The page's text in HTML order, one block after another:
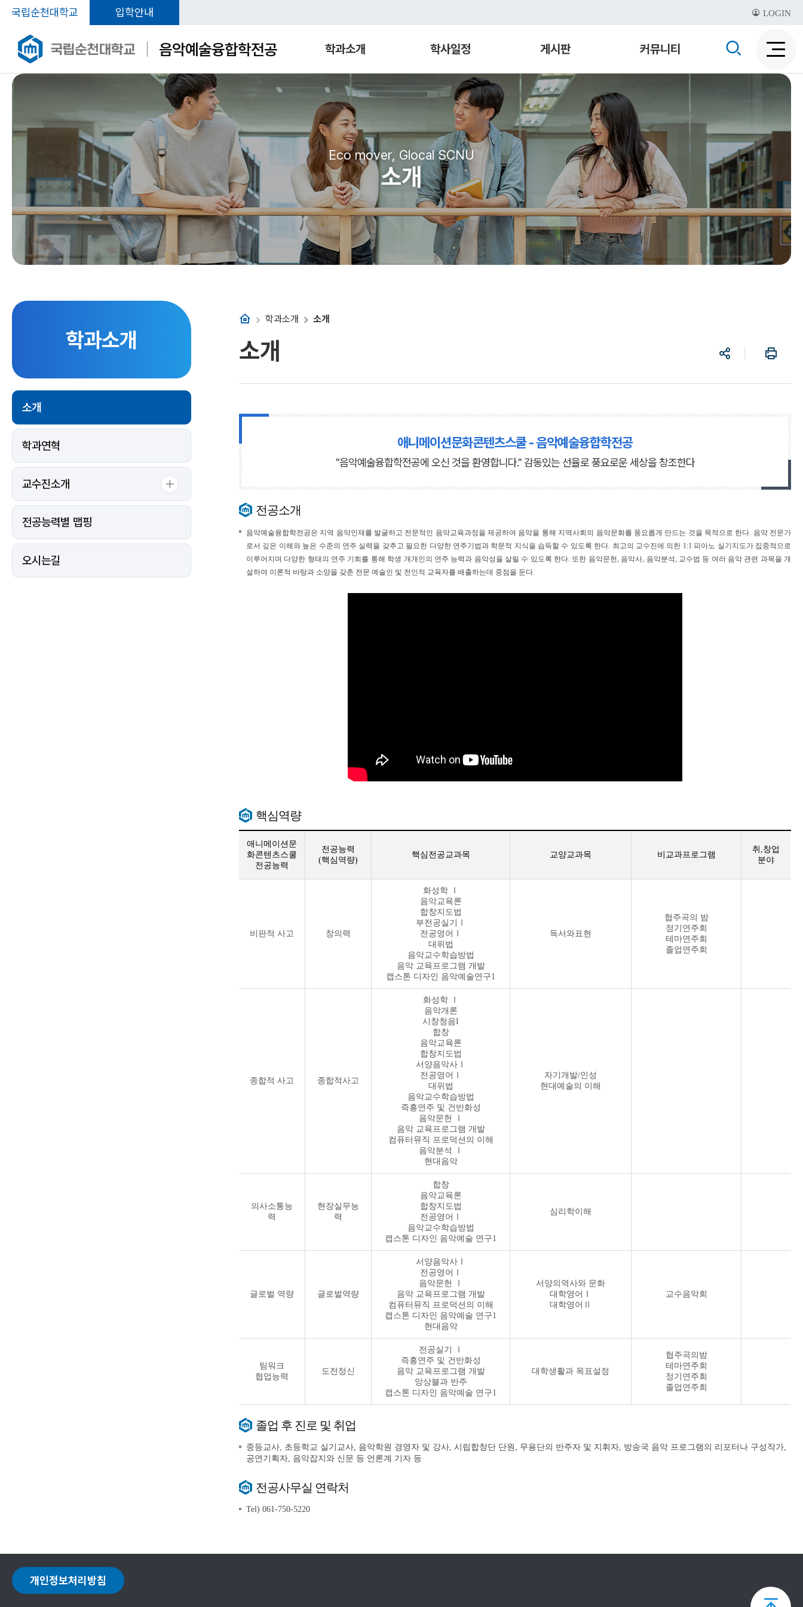
국립순천대학교 입학안내 LOGIN
음악예술융합학전공 학과소개 학사일정 게시판 커뮤니티
색
성
화
색
Eco mover, Glocal SCNU
소개
홈 학과소개 소개
학과소개
소개
학과연혁
교수진소개
전공능력별 맵핑
오시는길
공
프
린
소개
애니메이션문화콘텐츠스쿨 - 음악예술융합학전공
"음악예술융합학전공에 오신 것을 환영합니다." 감동있는 선율로 풍요로운 세상을 창조한다
전공소개
음악예술융합학전공은 지역 음악인재를 발굴하고 전문적인 음악교육과정을 제공하여 음악을 통해 지역사회의 음악문화를 풍요롭게 만드는 것을 목적으로 한다. 음악 전문가
로서 깊은 이해와 높은 수준의 연주 실력을 갖추고 필요한 다양한 연주기법과 학문적 지식을 습득할 수 있도록 한다. 최고의 교수진에 의한 1:1피아노 실기지도가 집중적으로
이루어지며 다양한 형태의 연주 기회를 통해 학생 개개인의 연주 능력과 음악성을 살릴 수 있도록 한다. 또한 음악문헌, 음악사, 음악분석, 교수법 등 여러 음악 관련 과목을 개
설하여 이론적 바탕과 소양을 갖춘 전문 예술인 및 전인적 교육자를 배출하는데 중점을 둔다.
핵심역량
애니메이션문
화콘텐츠스쿨
전공능력
전공능력
(핵심역량)
핵심전공교과목 교양교과목 비교과프로그램
취,창업
분야
비판적 사고 창의력
화성학 Ⅰ
음악교육론
합창지도법
부전공실기Ⅰ
전공영어Ⅰ
대위법
음악교수학습방법
음악 교육프로그램 개발
캡스톤 디자인 음악예술연구1
독서와표현
협주곡의 밤
정기연주회
테마연주회
졸업연주회
종합적 사고 종합적사고
화성학 Ⅰ
음악개론
시창청음I
합창
음악교육론
합창지도법
서양음악사Ⅰ
전공영어Ⅰ
대위법
음악교수학습방법
즉흥연주 및 건반화성
음악문헌 Ⅰ
음악 교육프로그램 개발
컴퓨터뮤직 프로덕션의 이해
음악분석 Ⅰ
현대음악
자기개발/인성
현대예술의 이해
의사소통능
력
현장실무능
력
합창
음악교육론
합창지도법
전공영어Ⅰ
음악교수학습방법
캡스톤 디자인 음악예술 연구1
심리학이해
글로벌 역량 글로벌역량
서양음악사Ⅰ
전공영어Ⅰ
음악문헌 Ⅰ
음악 교육프로그램 개발
컴퓨터뮤직 프로덕션의 이해
캡스톤 디자인 음악예술 연구1
현대음악
서양의역사와 문화
대학영어Ⅰ
대학영어Ⅱ
교수음악회
팀워크
협업능력
도전정신
전공실기 Ⅰ
즉흥연주 및 건반화성
음악 교육프로그램 개발
앙상블과 반주
캡스톤 디자인 음악예술 연구1
대학생활과 목표설정
협주곡의밤
테마연주회
정기연주회
졸업연주회
졸업 후 진로 및 취업
중등교사, 초등학교 실기교사, 음악학원 경영자 및 강사, 시립합창단 단원, 무용단의 반주자 및 지휘자, 방송국 음악 프로그램의 리포터나 구성작가,
공연기획자, 음악잡지와 신문 등 언론계 기자 등
전공사무실 연락처
Tel) 061-750-5220
개인정보처리방침